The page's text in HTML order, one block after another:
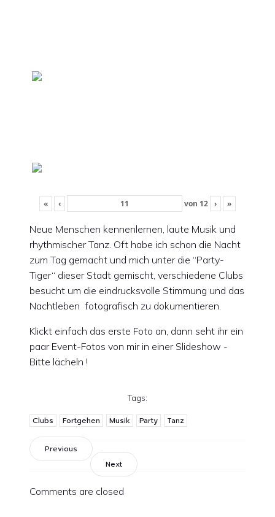
« ‹ von 12 › »
Neue Menschen kennenlernen, laute Musik und
rhythmischer Tanz. Oft habe ich schon die Nacht
zum Tag gemacht und mich unter die “Party-
Tiger“ dieser Stadt gemischt, verschiedene Clubs
besucht um die eindrucksvolle Stimmung und das
Nachtleben fotografisch zu dokumentieren.
Klickt einfach das erste Foto an, dann seht ihr ein
paar Event-Fotos von mir in einer Slideshow -
Bitte lächeln !
Tags:
Clubs Fortgehen Musik Party Tanz
Previous
Next
Comments are closed